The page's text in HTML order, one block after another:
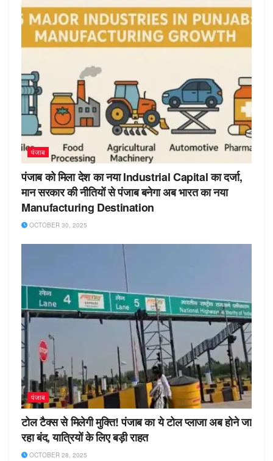
पंजाब
पंजाब को मिला देश का नया Industrial Capital का दर्जा,
मान सरकार की नीतियों से पंजाब बनेगा अब भारत का नया
Manufacturing Destination
OCTOBER 30, 2025
पंजाब
टोल टैक्स से मिलेगी मुक्ति! पंजाब का ये टोल प्लाजा अब होने जा
रहा बंद, यात्रियों के लिए बड़ी राहत
OCTOBER 28, 2025